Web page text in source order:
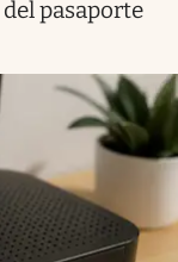
pasaporte